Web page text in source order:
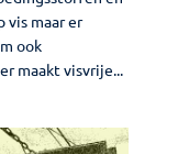
vis maar er
ook
maakt visvrije...